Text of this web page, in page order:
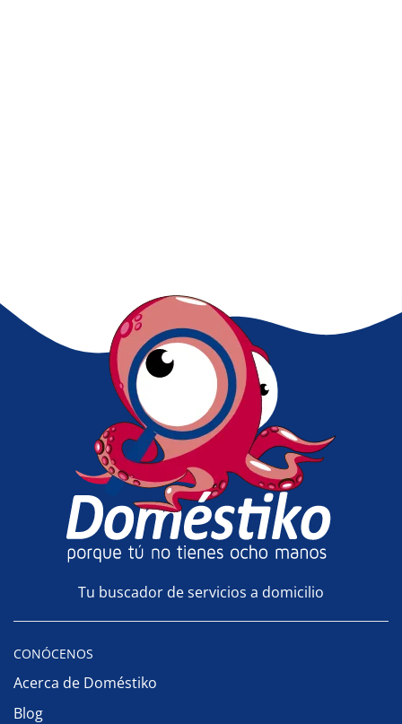
Tu buscador de servicios a domicilio
CONÓCENOS
Acerca de Doméstiko
Blog